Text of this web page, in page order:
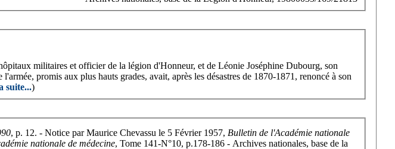
militaires et officier de la légion d'Honneur, et de Léonie Joséphine Dubourg, son
promis aux plus hauts grades, avait, après les désastres de 1870-1871, renoncé à son
suite...)
, p. 12. - Notice par Maurice Chevassu le 5 Février 1957, Bulletin de l'Académie nationale
nationale de médecine, Tome 141-N°10, p.178-186 - Archives nationales, base de la